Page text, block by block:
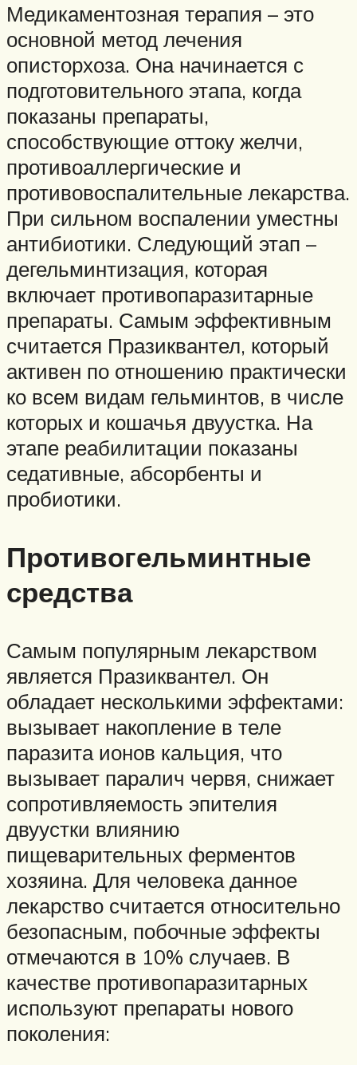
Медикаментозная терапия – это
основной метод лечения
описторхоза. Она начинается с
подготовительного этапа, когда
показаны препараты,
способствующие оттоку желчи,
противоаллергические и
противовоспалительные лекарства.
При сильном воспалении уместны
антибиотики. Следующий этап –
дегельминтизация, которая
включает противопаразитарные
препараты. Самым эффективным
считается Празиквантел, который
активен по отношению практически
ко всем видам гельминтов, в числе
которых и кошачья двуустка. На
этапе реабилитации показаны
седативные, абсорбенты и
пробиотики.
Противогельминтные
средства
Самым популярным лекарством
является Празиквантел. Он
обладает несколькими эффектами:
вызывает накопление в теле
паразита ионов кальция, что
вызывает паралич червя, снижает
сопротивляемость эпителия
двуустки влиянию
пищеварительных ферментов
хозяина. Для человека данное
лекарство считается относительно
безопасным, побочные эффекты
отмечаются в 10% случаев. В
качестве противопаразитарных
используют препараты нового
поколения: